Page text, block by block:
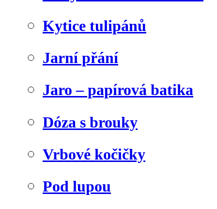
Kytice tulipánů
Jarní přání
Jaro – papírová batika
Dóza s brouky
Vrbové kočičky
Pod lupou